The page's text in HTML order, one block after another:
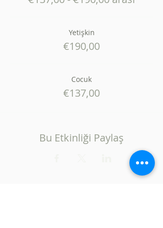
Yetişkin
€190,00
Cocuk
€137,00
Bu Etkinliği Paylaş